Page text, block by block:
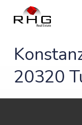
20320